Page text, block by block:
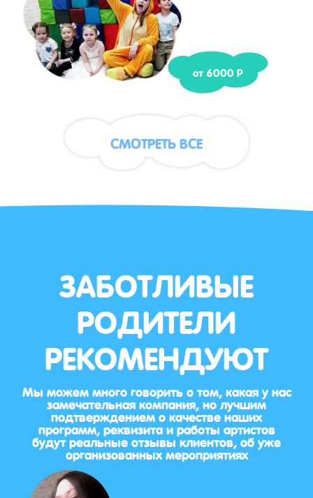
от 6000 Р
СМОТРЕТЬ ВСЕ
ЗАБОТЛИВЫЕ
РОДИТЕЛИ
РЕКОМЕНДУЮТ
Мы можем много говорить о том, какая у нас
замечательная компания, но лучшим
подтверждением о качестве наших
программ, реквизита и работы артистов
будут реальные отзывы клиентов, об уже
организованных мероприятиях